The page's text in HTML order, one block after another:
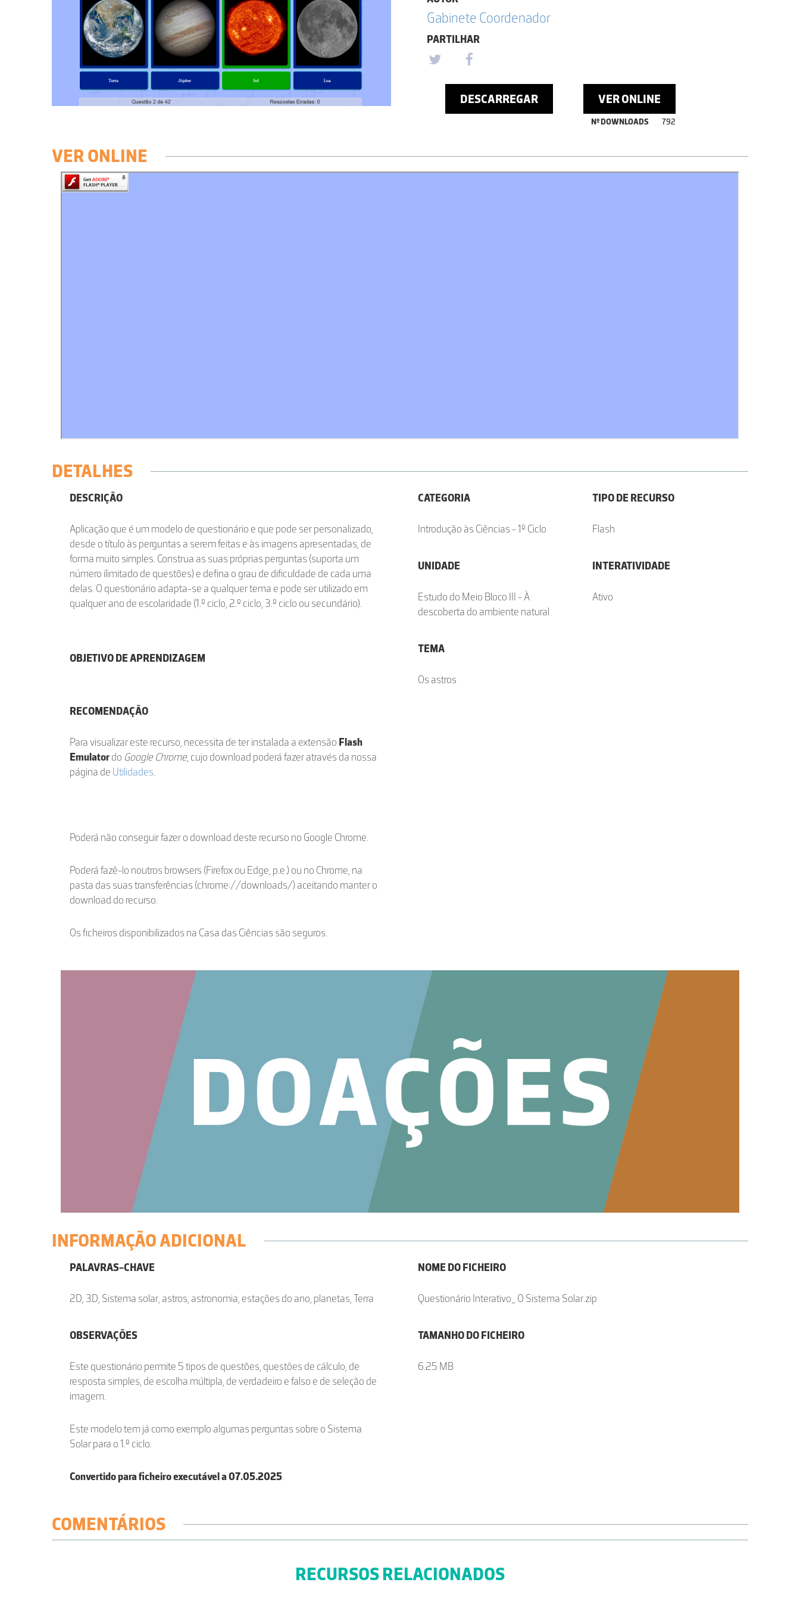
Gabinete Coordenador
PARTILHAR
DESCARREGAR VER ONLINE
Nº DOWNLOADS 792
VER ONLINE
DETALHES
DESCRIÇÃO
Aplicação que é um modelo de questionário e que pode ser personalizado,
desde o título às perguntas a serem feitas e às imagens apresentadas, de
forma muito simples. Construa as suas próprias perguntas (suporta um
número ilimitado de questões) e defina o grau de dificuldade de cada uma
delas. O questionário adapta-se a qualquer tema e pode ser utilizado em
qualquer ano de escolaridade (1.º ciclo, 2.º ciclo, 3.º ciclo ou secundário).
OBJETIVO DE APRENDIZAGEM
RECOMENDAÇÃO
Para visualizar este recurso, necessita de ter instalada a extensão Flash
Emulatordo Google Chrome, cujo download poderá fazer através da nossa
página de Utilidades.
Poderá não conseguir fazer o download deste recurso no Google Chrome.
Poderá fazê-lo noutros browsers (Firefox ou Edge, p.e.) ou no Chrome, na
pasta das suas transferências (chrome://downloads/) aceitando manter o
download do recurso.
Os ficheiros disponibilizados na Casa das Ciências são seguros.
CATEGORIA
Introdução às Ciências - 1º Ciclo
UNIDADE
Estudo do Meio Bloco III - À
descoberta do ambiente natural
TEMA
Os astros
TIPO DE RECURSO
Flash
INTERATIVIDADE
Ativo
INFORMAÇÃO ADICIONAL
PALAVRAS-CHAVE
2D, 3D, Sistema solar, astros, astronomia, estações do ano, planetas, Terra
OBSERVAÇÕES
Este questionário permite 5 tipos de questões, questões de cálculo, de
resposta simples, de escolha múltipla, de verdadeiro e falso e de seleção de
imagem.
Este modelo tem já como exemplo algumas perguntas sobre o Sistema
Solar para o 1.º ciclo.
Convertido para ficheiro executável a 07.05.2025.
NOME DO FICHEIRO
Questionário Interativo_ O Sistema Solar.zip
TAMANHO DO FICHEIRO
6.25 MB
COMENTÁRIOS
RECURSOS RELACIONADOS